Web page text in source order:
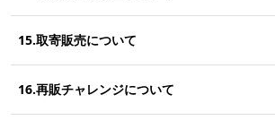
15.取寄販売について
16.再販チャレンジについて